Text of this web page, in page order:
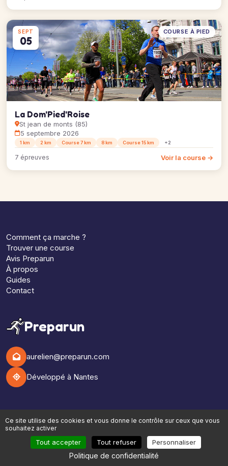
SEPT
05
COURSE À PIED
La Dom'Pied'Roise
St jean de monts (85)
5 septembre 2026
1 km 2 km Course 7 km 8 km Course 15 km +2
7 épreuves Voir la course →
Comment ça marche ?
Trouver une course
Avis Preparun
À propos
Guides
Contact
Preparun
aurelien@preparun.com
Développé à Nantes
Lieux emblématiques
Baie de Somme,Côte d'Azur,Côte d'Opale,Côte de Granit
Forêt de Brocéliande,Forêt de Fontainebleau,Golfe du
Ce site utilise des cookies et vous donne le contrôle sur ceux que vous
souhaitez activer
Tout accepter Tout refuser Personnaliser
Politique de confidentialité